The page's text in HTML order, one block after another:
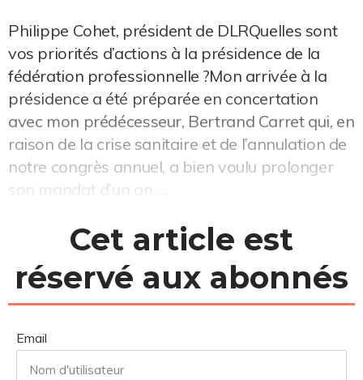
Philippe Cohet, président de DLRQuelles sont
vos priorités d’actions à la présidence de la
fédération professionnelle ?Mon arrivée à la
présidence a été préparée en concertation
avec mon prédécesseur, Bertrand Carret qui, en
raison de la crise sanitaire et de l’annulation de
notre congrès annuel, a bien voulu prolonger
son mandat d’un an. ...
Cet article est
réservé aux abonnés
Email